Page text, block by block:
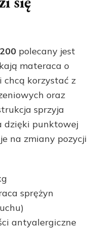
polecany jest
materaca o
korzystać z
oraz
sprzyja
dzięki punktowej
na zmiany pozycji
sprężyn
antyalergiczne